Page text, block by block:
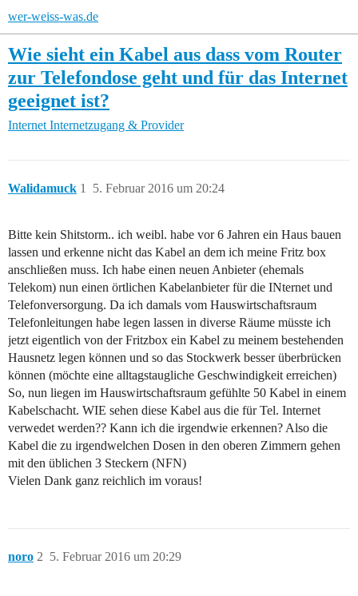
wer-weiss-was.de
Wie sieht ein Kabel aus dass vom Router
zur Telefondose geht und für das Internet
geeignet ist?
Internet Internetzugang & Provider
Walidamuck 5. Februar 2016 um 20:24
1
Bitte kein Shitstorm.. ich weibl. habe vor 6 Jahren ein Haus bauen
lassen und erkenne nicht das Kabel an dem ich meine Fritz box
anschließen muss. Ich habe einen neuen Anbieter (ehemals
Telekom) nun einen örtlichen Kabelanbieter für die INternet und
Telefonversorgung. Da ich damals vom Hauswirtschaftsraum
Telefonleitungen habe legen lassen in diverse Räume müsste ich
jetzt eigentlich von der Fritzbox ein Kabel zu meinem bestehenden
Hausnetz legen können und so das Stockwerk besser überbrücken
können (möchte eine alltagstaugliche Geschwindigkeit erreichen)
So, nun liegen im Hauswirtschaftsraum gefühlte 50 Kabel in einem
Kabelschacht. WIE sehen diese Kabel aus die für Tel. Internet
verwedet werden?? Kann ich die irgendwie erkennen? Also die
Kabel die zu irgendwelchen Dosen in den oberen Zimmern gehen
mit den üblichen 3 Steckern (NFN)
Vielen Dank ganz reichlich im voraus!
noro 5. Februar 2016 um 20:29
2